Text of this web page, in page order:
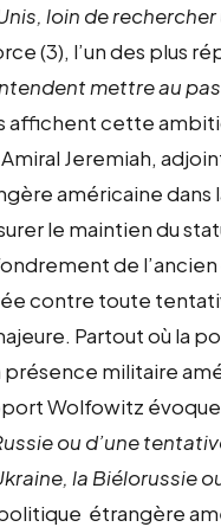
loin de
(3), l’un des plus
mettre au
affichent cette
Jeremiah,
américaine dans
le maintien du
de
contre toute
Partout où la
présence militaire
Wolfowitz
ou d’une
la Biélorussie
étrangère